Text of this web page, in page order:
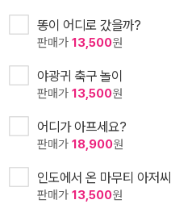
똥이 어디로 갔을까?
판매가 13,500원
야광귀 축구 놀이
판매가 13,500원
어디가 아프세요?
판매가 18,900원
인도에서 온 마무티 아저씨
판매가 13,500원